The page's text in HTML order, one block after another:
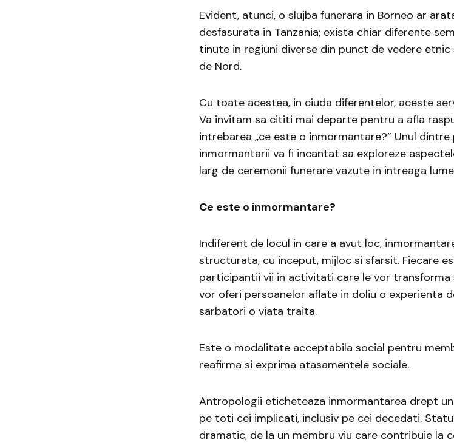
Evident, atunci, o slujba funerara in Borneo ar
desfasurata in Tanzania; exista chiar diferente
tinute in regiuni diverse din punct de vedere
de Nord.
Cu toate acestea, in ciuda diferentelor, aceste
Va invitam sa cititi mai departe pentru a afla
intrebarea „ce este o inmormantare?” Unul
inmormantarii va fi incantat sa exploreze
larg de ceremonii funerare vazute in intreaga
Ce este o inmormantare?
Indiferent de locul in care a avut loc,
structurata, cu inceput, mijloc si sfarsit. Fiecare
participantii vii in activitati care le vor
vor oferi persoanelor aflate in doliu o experienta
sarbatori o viata traita.
Este o modalitate acceptabila social pentru
reafirma si exprima atasamentele sociale.
Antropologii eticheteaza inmormantarea drept
pe toti cei implicati, inclusiv pe cei decedati.
dramatic, de la un membru viu care contribuie la